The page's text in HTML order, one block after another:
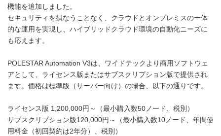
機能を追加しました。
セキュリティを損なうことなく、クラウドとオンプレミスの一体
的な運用を実現し、ハイブリッドクラウド環境の自動化ニーズに
も応えます。
POLESTAR Automation V3は、ワイドテックより商用ソフトウェ
アとして、ライセンス版またはサブスクリプション版で提供され
ます。価格は標準版（サーバー向け）の場合、以下の通りです。
ライセンス版 1,200,000円～（最小購入数50ノード、税別）
サブスクリプション版120,000円～（最小購入数10ノード、年間使
用料金（初回契約は2年分）、税別）